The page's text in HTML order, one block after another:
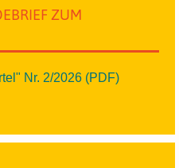
ZUM
Nr. 2/2026 (PDF)